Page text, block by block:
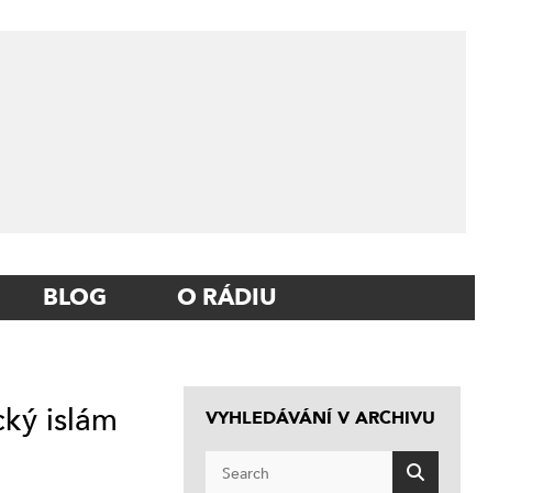
BLOG O RÁDIU
islám VYHLEDÁVÁNÍ V ARCHIVU